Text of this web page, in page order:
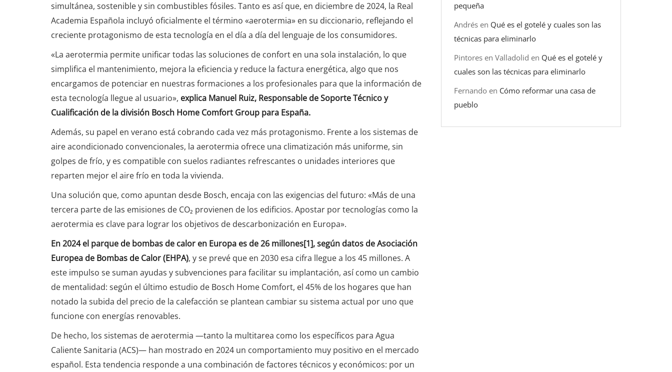
simultánea, sostenible y sin combustibles fósiles. Tanto es así que, en diciembre de 2024, la Real
Academia Española incluyó oficialmente el término «aerotermia» en su diccionario, reflejando el
creciente protagonismo de esta tecnología en el día a día del lenguaje de los consumidores.
«La aerotermia permite unificar todas las soluciones de confort en una sola instalación, lo que
simplifica el mantenimiento, mejora la eficiencia y reduce la factura energética, algo que nos
encargamos de potenciar en nuestras formaciones a los profesionales para que la información de
esta tecnología llegue al usuario», explica Manuel Ruiz, Responsable de Soporte Técnico y
Cualificación de la división Bosch Home Comfort Group para España.
Además, su papel en verano está cobrando cada vez más protagonismo. Frente a los sistemas de
aire acondicionado convencionales, la aerotermia ofrece una climatización más uniforme, sin
golpes de frío, y es compatible con suelos radiantes refrescantes o unidades interiores que
reparten mejor el aire frío en toda la vivienda.
Una solución que, como apuntan desde Bosch, encaja con las exigencias del futuro: «Más de una
tercera parte de las emisiones de CO₂ provienen de los edificios. Apostar por tecnologías como la
aerotermia es clave para lograr los objetivos de descarbonización en Europa».
En 2024 el parque de bombas de calor en Europa es de 26 millones[1], según datos de Asociación
Europea de Bombas de Calor (EHPA), y se prevé que en 2030 esa cifra llegue a los 45 millones. A
este impulso se suman ayudas y subvenciones para facilitar su implantación, así como un cambio
de mentalidad: según el último estudio de Bosch Home Comfort, el 45% de los hogares que han
notado la subida del precio de la calefacción se plantean cambiar su sistema actual por uno que
funcione con energías renovables.
De hecho, los sistemas de aerotermia —tanto la multitarea como los específicos para Agua
Caliente Sanitaria (ACS)— han mostrado en 2024 un comportamiento muy positivo en el mercado
español. Esta tendencia responde a una combinación de factores técnicos y económicos: por un
pequeña
Andrés en Qué es el gotelé y cuales son las
técnicas para eliminarlo
Pintores en Valladolid en Qué es el gotelé y
cuales son las técnicas para eliminarlo
Fernando en Cómo reformar una casa de
pueblo